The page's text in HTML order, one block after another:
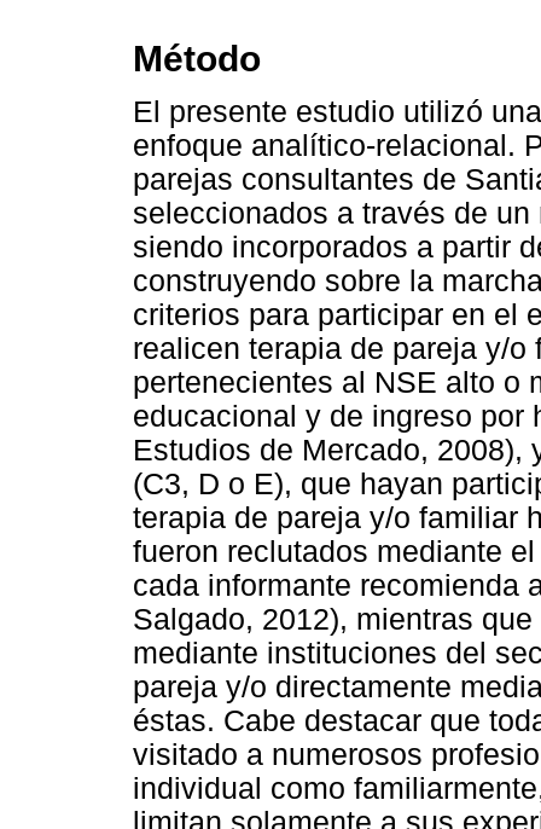
Método
El presente estudio utilizó
enfoque analítico-relacional.
parejas consultantes de
seleccionados a través de
siendo incorporados a partir
construyendo sobre la
criterios para participar en el
realicen terapia de pareja y/
pertenecientes al NSE alto o
educacional y de ingreso por
Estudios de Mercado, 2008),
(C3, D o E), que hayan
terapia de pareja y/o familiar
fueron reclutados mediante
cada informante recomienda
Salgado, 2012), mientras
mediante instituciones del
pareja y/o directamente
éstas. Cabe destacar que
visitado a numerosos
individual como
limitan solamente a sus